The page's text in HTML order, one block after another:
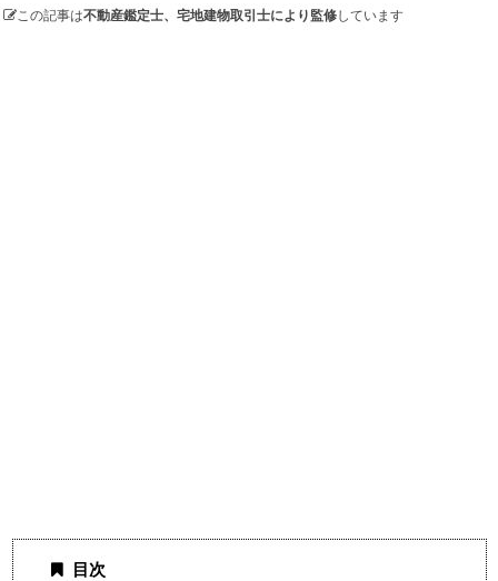
この記事は不動産鑑定士、宅地建物取引士により監修しています
目次